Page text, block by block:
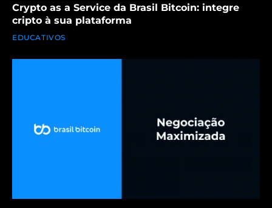
Crypto as a Service da Brasil Bitcoin: integre
cripto à sua plataforma
EDUCATIVOS